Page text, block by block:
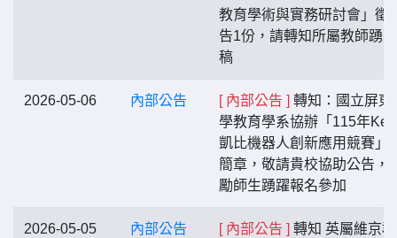
教育學術與實務研討會」徵
告1份，請轉知所屬教師踴
稿
2026-05-06 內部公告 [ 內部公告 ] 轉知：國立屏東
學教育學系協辦「115年
凱比機器人創新應用競賽」
簡章，敬請貴校協助公告，
勵師生踴躍報名參加
2026-05-05 內部公告 [ 內部公告 ] 轉知 英屬維京